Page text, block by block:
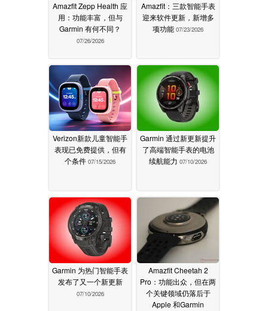
Amazfit Zepp Health 应
用：功能丰富，但与
Garmin 有何不同？
07/26/2026
Amazfit：三款智能手表
迎来软件更新，新增多
项功能 07/23/2026
Verizon新款儿童智能手
表现已免费提供，但有
个条件 07/15/2026
Garmin 通过新更新提升
了高端智能手表的电池
续航能力 07/10/2026
Garmin 为热门智能手表
发布了又一个新更新
07/10/2026
Amazfit Cheetah 2
Pro：功能出众，但在两
个关键领域仍落后于
Apple 和Garmin